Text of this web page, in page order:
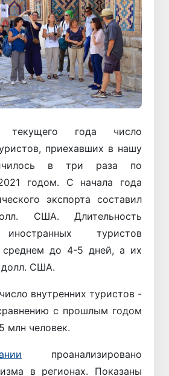
года число
приехавших в нашу
в три раза по
годом. С начала года
экспорта составил
США. Длительность
туристов
среднем до 4-5 дней, а их
США.
внутренних туристов -
с прошлым годом
млн человек.
проанализировано
в регионах. Показаны